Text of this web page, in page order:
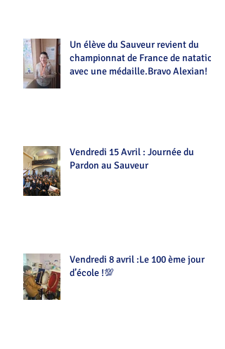
Un élève du Sauveur revient du
championnat de France de natation
avec une médaille.Bravo Alexian!
Vendredi 15 Avril : Journée du
Pardon au Sauveur
Vendredi 8 avril :Le 100 ème jour
d’école !💯